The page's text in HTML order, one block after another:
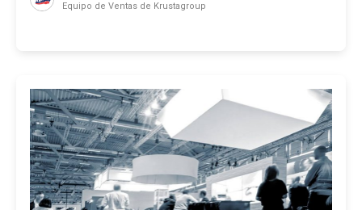
Equipo de Ventas de Krustagroup